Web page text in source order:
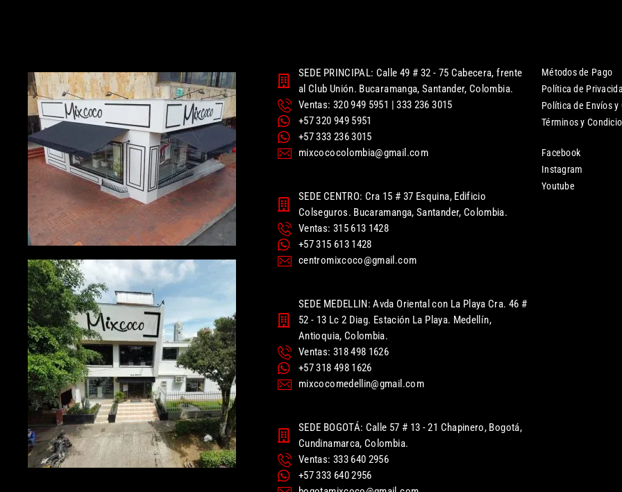
SEDE PRINCIPAL: Calle 49 # 32 - 75 Cabecera, frente
al Club Unión. Bucaramanga, Santander, Colombia.
Ventas: 320 949 5951 | 333 236 3015
+57 320 949 5951
+57 333 236 3015
mixcococolombia@gmail.com
SEDE CENTRO: Cra 15 # 37 Esquina, Edificio
Colseguros. Bucaramanga, Santander, Colombia.
Ventas: 315 613 1428
+57 315 613 1428
centromixcoco@gmail.com
SEDE MEDELLIN: Avda Oriental con La Playa Cra. 46 #
52 - 13 Lc 2 Diag. Estación La Playa. Medellín,
Antioquia, Colombia.
Ventas: 318 498 1626
+57 318 498 1626
mixcocomedellin@gmail.com
SEDE BOGOTÁ: Calle 57 # 13 - 21 Chapinero, Bogotá,
Cundinamarca, Colombia.
Ventas: 333 640 2956
+57 333 640 2956
Métodos de Pago
Política de
Política de Envíos y
Términos y
Facebook
Instagram
Youtube